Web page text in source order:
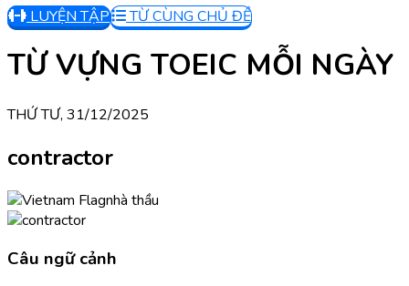
LUYỆN TẬP
TỪ CÙNG CHỦ ĐỀ
TỪ VỰNG TOEIC MỖI NGÀY
THỨ TƯ, 31/12/2025
contractor
nhà thầu
Câu ngữ cảnh